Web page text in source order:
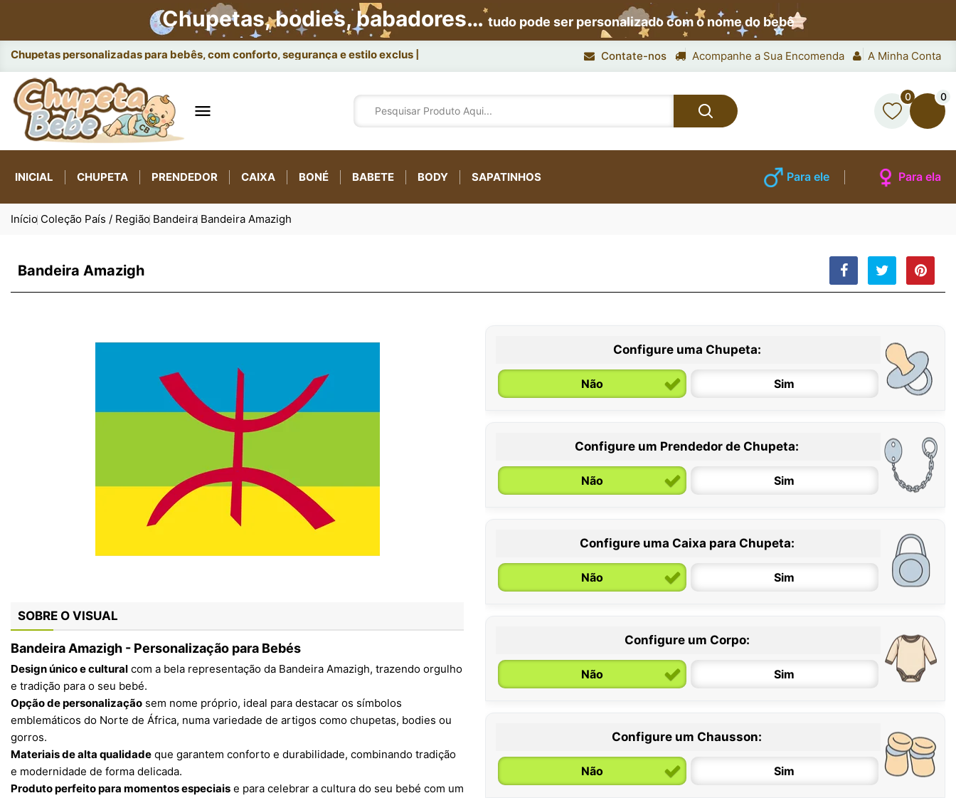
Chupetas, bodies, babadores…tudo pode ser personalizado com o nome do bebê
Chupetas personalizadas para bebês, com conforto, segurança e estilo exclusivo. Contate-nos Acompanhe a Sua Encomenda A Minha Conta

0 0
INICIAL CHUPETA PRENDEDOR CAIXA BONÉ BABETE BODY SAPATINHOS Para ele Para ela
Início Coleção País / Região Bandeira Bandeira Amazigh
Bandeira Amazigh
SOBRE O VISUAL
Bandeira Amazigh - Personalização para Bebés
Design único e cultural com a bela representação da Bandeira Amazigh, trazendo orgulho
e tradição para o seu bebé.
Opção de personalização sem nome próprio, ideal para destacar os símbolos
emblemáticos do Norte de África, numa variedade de artigos como chupetas, bodies ou
gorros.
Materiais de alta qualidade que garantem conforto e durabilidade, combinando tradição
e modernidade de forma delicada.
Produto perfeito para momentos especiais e para celebrar a cultura do seu bebé com um
Configure uma Chupeta:
Não Sim
0 / 6 meses
Configure um Prendedor de Chupeta:
Não Sim
Configure uma Caixa para Chupeta:
Não Sim
Configure um Corpo:
Não Sim
6 / 12 meses 12 / 18 meses
Configure um Chausson:
Não Sim